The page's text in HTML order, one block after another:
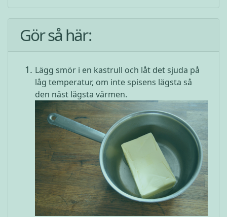
Gör så här:
Lägg smör i en kastrull och låt det sjuda på
låg temperatur, om inte spisens lägsta så
den näst lägsta värmen.